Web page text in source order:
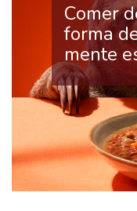
Comer
forma
mente